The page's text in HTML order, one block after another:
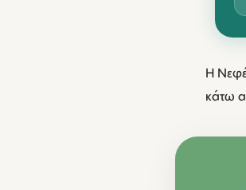
Η
κάτω